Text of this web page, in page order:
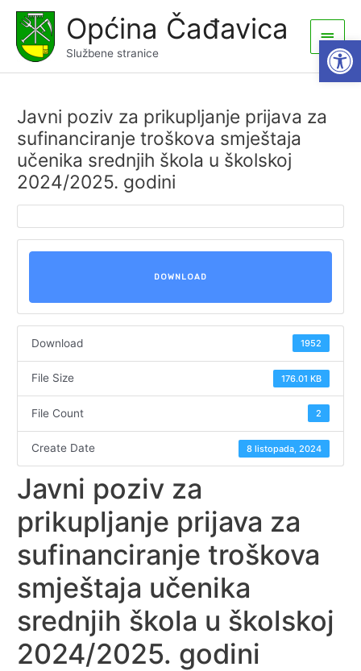
content
Općina Čađavica
Službene stranice
Main
Menu
Javni poziv za prikupljanje prijava za
sufinanciranje troškova smještaja
učenika srednjih škola u školskoj
2024/2025. godini
DOWNLOAD
Download 1952
File Size 176.01 KB
File Count 2
Create Date 8 listopada, 2024
Javni poziv za
prikupljanje prijava za
sufinanciranje troškova
smještaja učenika
srednjih škola u školskoj
2024/2025. godini